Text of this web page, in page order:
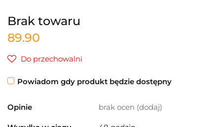
Brak towaru
89.90
Do przechowalni
Powiadom gdy produkt będzie dostępny
Opinie brak ocen (dodaj)